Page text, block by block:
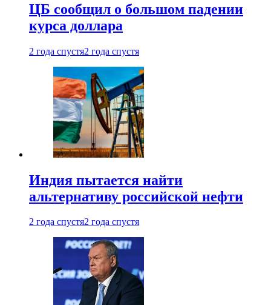
ЦБ сообщил о большом падении
курса доллара
2 года спустя2 года спустя
Индия пытается найти
альтернативу российской нефти
2 года спустя2 года спустя